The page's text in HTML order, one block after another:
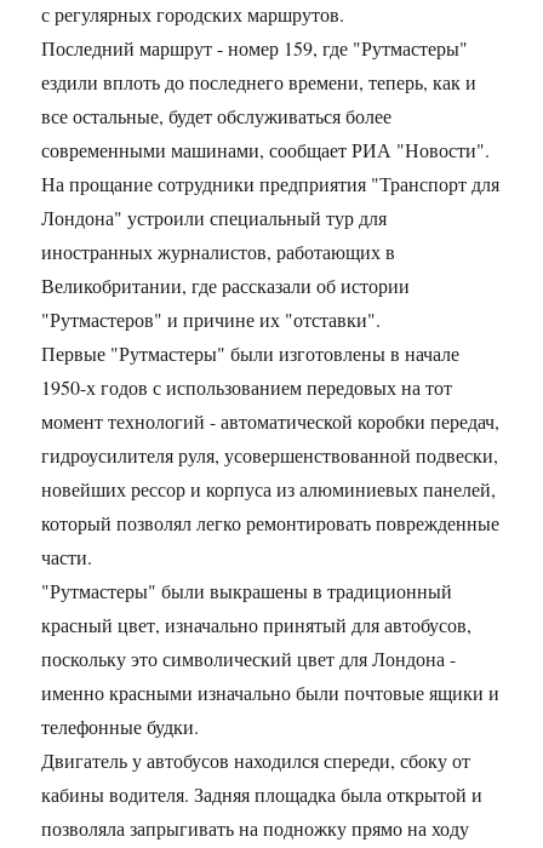
с регулярных городских маршрутов.
Последний маршрут - номер 159, где "Рутмастеры"
ездили вплоть до последнего времени, теперь, как и
все остальные, будет обслуживаться более
современными машинами, сообщает РИА "Новости".
На прощание сотрудники предприятия "Транспорт для
Лондона" устроили специальный тур для
иностранных журналистов, работающих в
Великобритании, где рассказали об истории
"Рутмастеров" и причине их "отставки".
Первые "Рутмастеры" были изготовлены в начале
1950-х годов с использованием передовых на тот
момент технологий - автоматической коробки передач,
гидроусилителя руля, усовершенствованной подвески,
новейших рессор и корпуса из алюминиевых панелей,
который позволял легко ремонтировать поврежденные
части.
"Рутмастеры" были выкрашены в традиционный
красный цвет, изначально принятый для автобусов,
поскольку это символический цвет для Лондона -
именно красными изначально были почтовые ящики и
телефонные будки.
Двигатель у автобусов находился спереди, сбоку от
кабины водителя. Задняя площадка была открытой и
позволяла запрыгивать на подножку прямо на ходу